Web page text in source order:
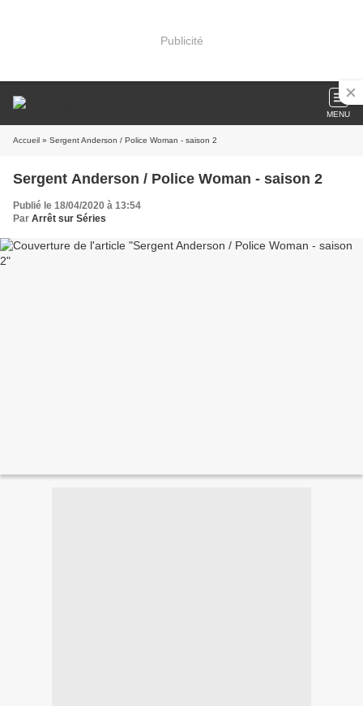
Publicité
MENU
Accueil » Sergent Anderson / Police Woman - saison 2
Sergent Anderson / Police Woman - saison 2
Publié le 18/04/2020 à 13:54
Par Arrêt sur Séries